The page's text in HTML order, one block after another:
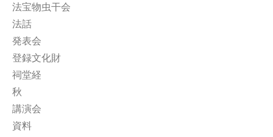
法宝物虫干会
法話
発表会
登録文化財
祠堂経
秋
講演会
資料